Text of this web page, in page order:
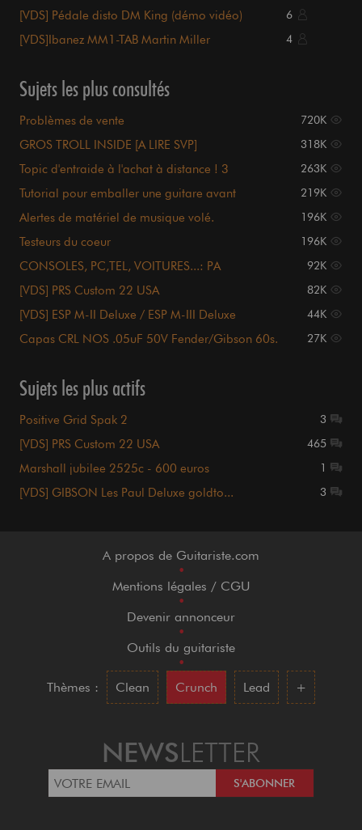
[VDS] Pédale disto DM King (démo vidéo) 6
[VDS]Ibanez MM1-TAB Martin Miller 4
Sujets les plus consultés
Problèmes de vente 720K
GROS TROLL INSIDE [A LIRE SVP] 318K
Topic d'entraide à l'achat à distance ! 3
263K
Tutorial pour emballer une guitare avant
219K
Alertes de matériel de musique volé. 196K
Testeurs du coeur 196K
CONSOLES, PC,TEL, VOITURES...: PA
92K
[VDS] PRS Custom 22 USA 82K
[VDS] ESP M-II Deluxe / ESP M-III Deluxe 44K
Capas CRL NOS .05uF 50V Fender/Gibson 60s. 27K
Sujets les plus actifs
Positive Grid Spak 2 3
[VDS] PRS Custom 22 USA 465
Marshall jubilee 2525c - 600 euros 1
[VDS] GIBSON Les Paul Deluxe goldto... 3
A propos de Guitariste.com
•
Mentions légales / CGU
•
Devenir annonceur
•
Outils du guitariste
•
Thèmes :
Clean Crunch Lead +
NEWSLETTER